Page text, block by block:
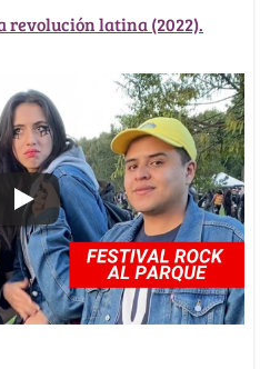
revolución latina (2022).